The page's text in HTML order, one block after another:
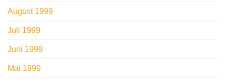
August 1999
Juli 1999
Juni 1999
Mai 1999